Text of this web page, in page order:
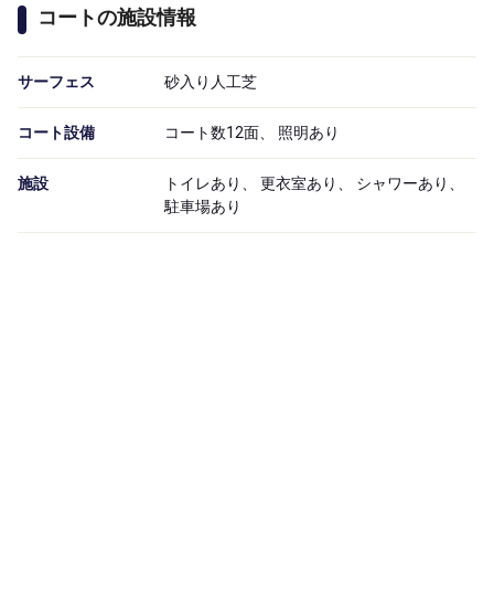
コートの施設情報
サーフェス 砂入り人工芝
コート設備 コート数12面、 照明あり
施設
トイレあり、 更衣室あり、 シャワーあり、
駐車場あり